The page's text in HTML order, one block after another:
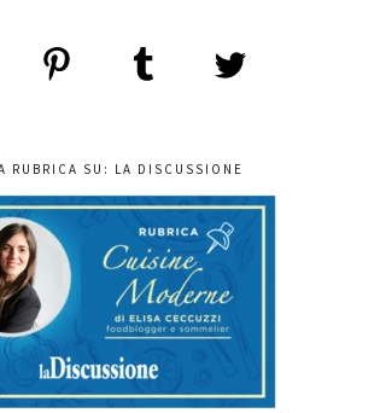
RUBRICA SU: LA DISCUSSIONE